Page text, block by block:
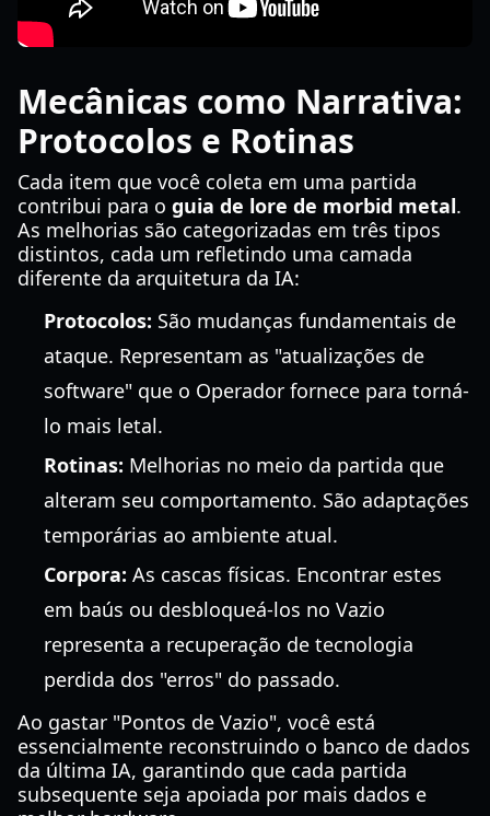
Mecânicas como Narrativa:
Protocolos e Rotinas
Cada item que você coleta em uma partida
contribui para o guia de lore de morbid metal.
As melhorias são categorizadas em três tipos
distintos, cada um refletindo uma camada
diferente da arquitetura da IA:
Protocolos: São mudanças fundamentais de
ataque. Representam as "atualizações de
software" que o Operador fornece para torná-
lo mais letal.
Rotinas: Melhorias no meio da partida que
alteram seu comportamento. São adaptações
temporárias ao ambiente atual.
Corpora: As cascas físicas. Encontrar estes
em baús ou desbloqueá-los no Vazio
representa a recuperação de tecnologia
perdida dos "erros" do passado.
Ao gastar "Pontos de Vazio", você está
essencialmente reconstruindo o banco de dados
da última IA, garantindo que cada partida
subsequente seja apoiada por mais dados e